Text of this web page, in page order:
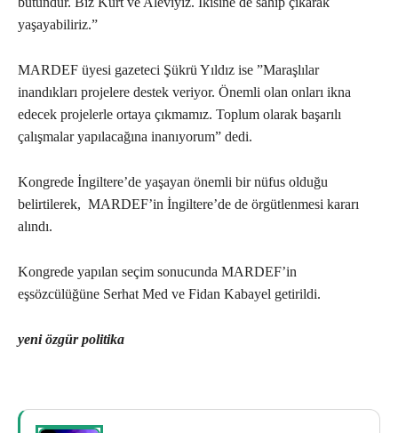
yaşayabiliriz.”
MARDEF üyesi gazeteci Şükrü Yıldız ise ”Maraşlılar
inandıkları projelere destek veriyor. Önemli olan onları ikna
edecek projelerle ortaya çıkmamız. Toplum olarak başarılı
çalışmalar yapılacağına inanıyorum” dedi.
Kongrede İngiltere’de yaşayan önemli bir nüfus olduğu
belirtilerek, MARDEF’in İngiltere’de de örgütlenmesi kararı
alındı.
Kongrede yapılan seçim sonucunda MARDEF’in
eşsözcülüğüne Serhat Med ve Fidan Kabayel getirildi.
yeni özgür politika